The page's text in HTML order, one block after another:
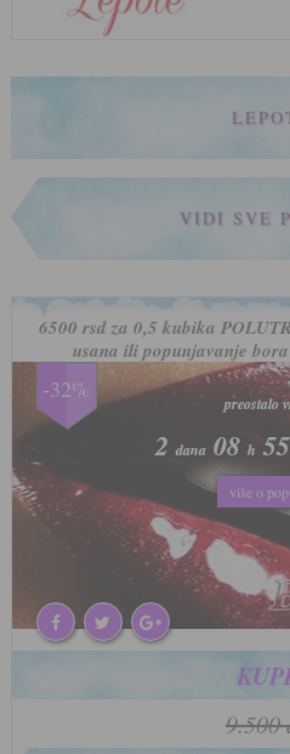
VIDI SVE
6500 rsd za 0,5 kubika
usana ili popunjavanje
-32%
preostalo
2dana 08 h 54
više o
preostalo
2dana 08 h 54
više o
9.500